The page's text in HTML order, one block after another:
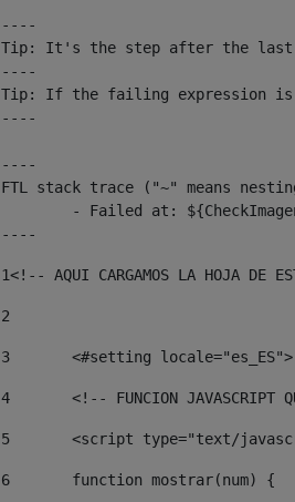
----
Tip: It's the step after the last
----
Tip: If the failing expression is
----
----
FTL stack trace ("~" means
----
1<!-- AQUI CARGAMOS LA HOJA DE
2
3
	<#setting locale="es_ES">
4
<!-- FUNCION JAVASCRIPT
5
<script type="text/
6
	function mostrar(num) {